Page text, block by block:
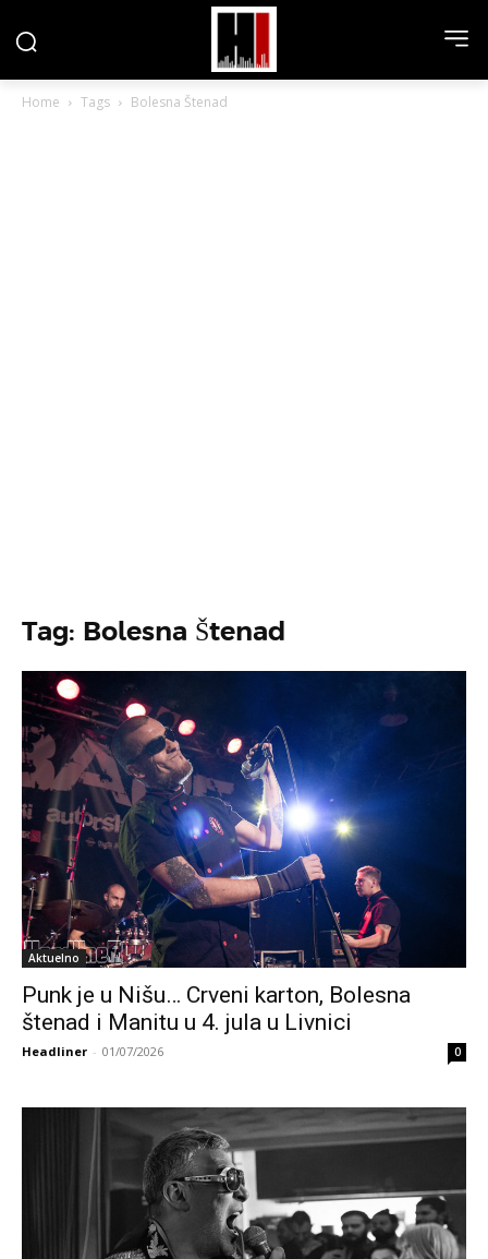
Home Tags Bolesna Štenad
Tag: Bolesna Štenad
Aktuelno
Punk je u Nišu… Crveni karton, Bolesna
štenad i Manitu u 4. jula u Livnici
Headliner - 01/07/2026 0